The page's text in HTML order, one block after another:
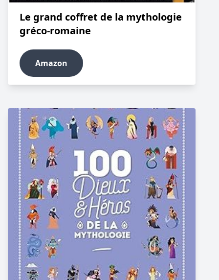
Le grand coffret de la mythologie
gréco-romaine
Amazon